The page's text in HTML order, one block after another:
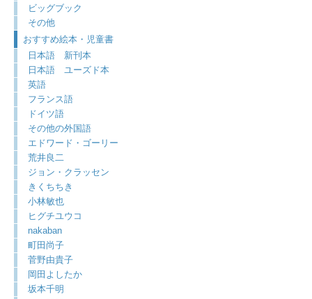
ビッグブック
その他
おすすめ絵本・児童書
日本語 新刊本
日本語 ユーズド本
英語
フランス語
ドイツ語
その他の外国語
エドワード・ゴーリー
荒井良二
ジョン・クラッセン
きくちちき
小林敏也
ヒグチユウコ
nakaban
町田尚子
菅野由貴子
岡田よしたか
坂本千明